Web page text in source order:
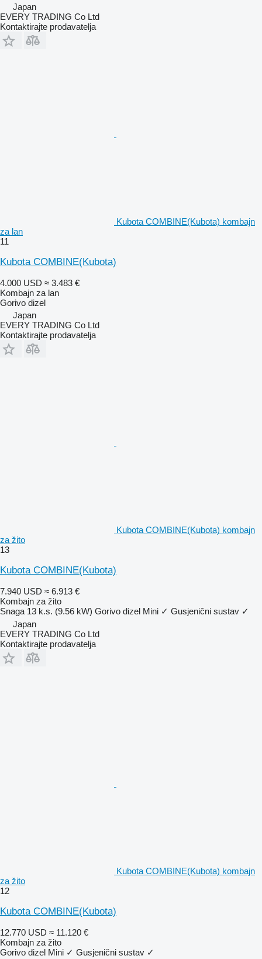
Japan
EVERY TRADING Co Ltd
Kontaktirajte prodavatelja
Kubota COMBINE(Kubota) kombajn
za lan
11
Kubota COMBINE(Kubota)
4.000 USD ≈ 3.483 €
Kombajn za lan
Gorivo dizel
Japan
EVERY TRADING Co Ltd
Kontaktirajte prodavatelja
Kubota COMBINE(Kubota) kombajn
za žito
13
Kubota COMBINE(Kubota)
7.940 USD ≈ 6.913 €
Kombajn za žito
Snaga 13 k.s. (9.56 kW) Gorivo dizel Mini ✓ Gusjenični sustav ✓
Japan
EVERY TRADING Co Ltd
Kontaktirajte prodavatelja
Kubota COMBINE(Kubota) kombajn
za žito
12
Kubota COMBINE(Kubota)
12.770 USD ≈ 11.120 €
Kombajn za žito
Gorivo dizel Mini ✓ Gusjenični sustav ✓